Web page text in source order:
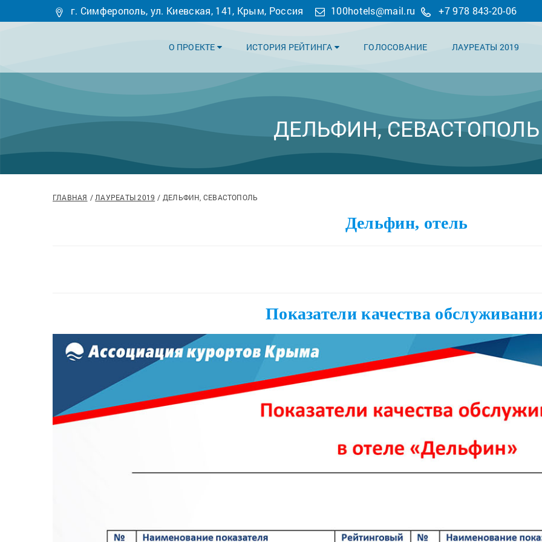
г. Симферополь, ул. Киевская, 141, Крым, Россия 100hotels@mail.ru +7 978 843-20-06
О ПРОЕКТЕ ИСТОРИЯ РЕЙТИНГА ГОЛОСОВАНИЕ ЛАУРЕАТЫ 2019
ДЕЛЬФИН, СЕВАСТОПОЛЬ
ГЛАВНАЯ ЛАУРЕАТЫ 2019 ДЕЛЬФИН, СЕВАСТОПОЛЬ
Дельфин, отель
Показатели качества